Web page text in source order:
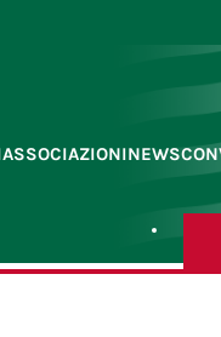
ASSOCIAZIONINEWS